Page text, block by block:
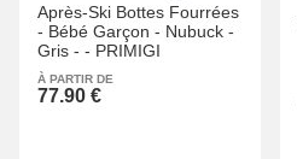
Après-Ski Bottes Fourrées
- Bébé Garçon - Nubuck -
Gris - - PRIMIGI
À PARTIR DE
77.90 €